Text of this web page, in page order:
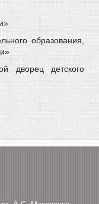
образования,
дворец детского